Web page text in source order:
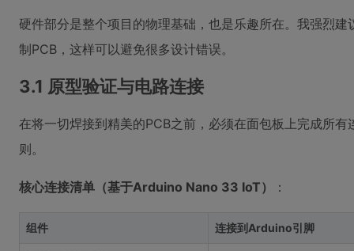
硬件部分是整个项目的物理基础，也是乐趣所在。我强烈
制PCB，这样可以避免很多设计错误。
3.1 原型验证与电路连接
在将一切焊接到精美的PCB之前，必须在面包板上完成所
则。
核心连接清单（基于Arduino Nano 33 IoT） ：
组件 连接到Arduino引脚